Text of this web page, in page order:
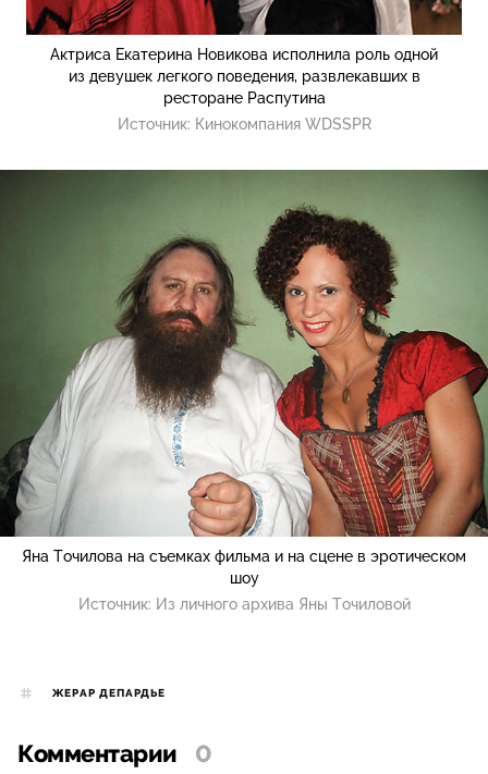
Актриса Екатерина Новикова исполнила роль одной
из девушек легкого поведения, развлекавших в
ресторане Распутина
Источник: Кинокомпания WDSSPR
Яна Точилова на съемках фильма и на сцене в эротическом
шоу
Источник: Из личного архива Яны Точиловой
ЖЕРАР ДЕПАРДЬЕ
Комментарии 0